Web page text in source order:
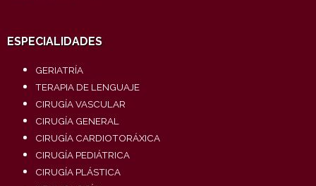
ESPECIALIDADES
GERIATRÍA
TERAPIA DE LENGUAJE
CIRUGÍA VASCULAR
CIRUGÍA GENERAL
CIRUGÍA CARDIOTORÁXICA
CIRUGÍA PEDIÁTRICA
CIRUGÍA PLÁSTICA